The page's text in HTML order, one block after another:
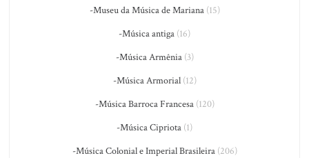
-Museu da Música de Mariana(15)
-Música antiga (16)
-Música Armênia(3)
-Música Armorial(12)
-Música Barroca Francesa(120)
-Música Cipriota (1)
-Música Colonial e Imperial Brasileira(206)